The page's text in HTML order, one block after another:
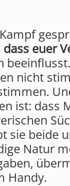
euer
nicht
ist: dass
sie beide
Natur
Handy.